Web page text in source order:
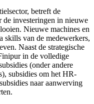
betreft de
de investeringen in nieuwe
Nieuwe machines en
van de medewerkers,
Naast de strategische
in de volledige
(onder andere
subsidies om het HR-
naar aanwerving